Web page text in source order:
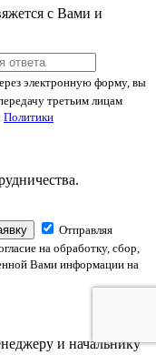
с Вами и
электронную форму, вы
третьим лицам
Политики
Отправляя
на обработку, сбор,
Вами информации на
и начальнику